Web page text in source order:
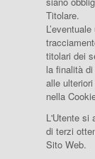
Titolare.
titolari dei
la finalità
alle
nella
L'Utente si
di terzi
Sito Web.